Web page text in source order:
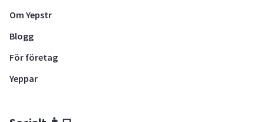
Om Yepstr
Blogg
För företag
Yeppar